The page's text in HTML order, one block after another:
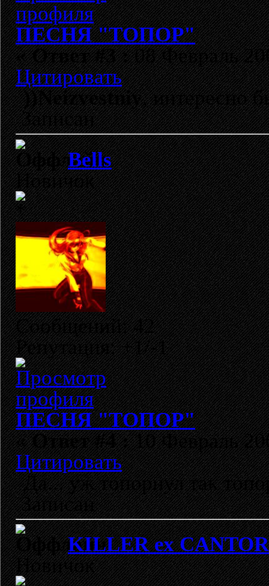
ПЕСНЯ "ТОПОР"
«Ответ #3 :08 Февраль
Цитировать
))Neizvestniy, интересно
Записан
Bells
Новичок
Сообщений: 42
Репутация: +1/-1
ПЕСНЯ "ТОПОР"
«Ответ #4 :10 Февраль
Цитировать
Да... уж топорнул так
Записан
KILLER ех CANTOR
Новичок